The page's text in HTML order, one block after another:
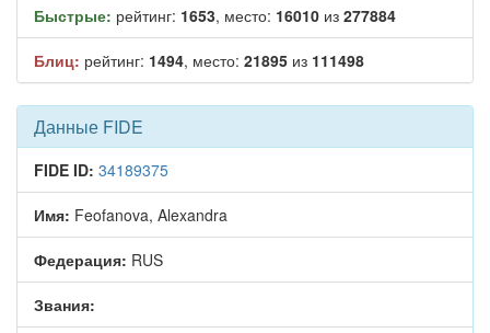
Быстрые: рейтинг: 1653, место: 16010 из 277884
Блиц: рейтинг: 1494, место: 21895 из 111498
Данные FIDE
FIDE ID: 34189375
Имя: Feofanova, Alexandra
Федерация: RUS
Звания: